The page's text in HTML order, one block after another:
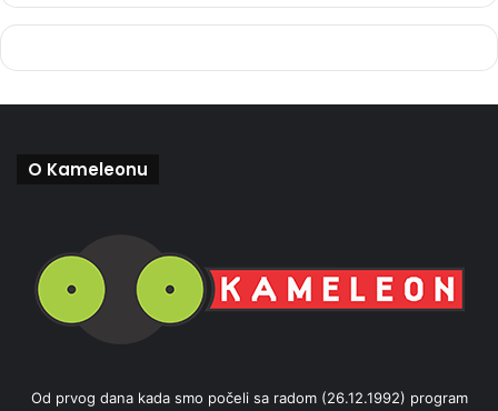
O Kameleonu
Od prvog dana kada smo počeli sa radom (26.12.1992) program